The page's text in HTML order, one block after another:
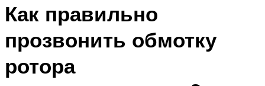
Как правильно
прозвонить обмотку
ротора